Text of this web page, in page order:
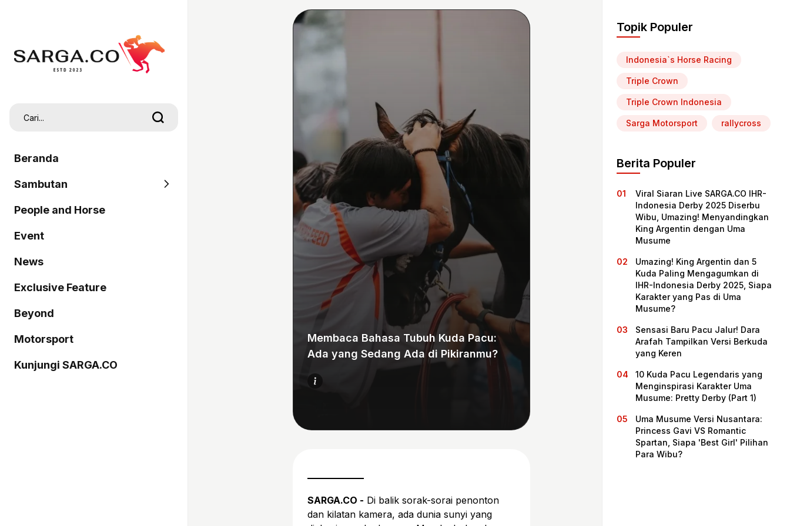
Beranda
Sambutan
SARGA
Pordasi
People and Horse
Event
News
Exclusive Feature
Beyond
Motorsport
Kunjungi SARGA.CO
Membaca Bahasa Tubuh Kuda Pacu:
Ada yang Sedang Ada di Pikiranmu?
SARGA.CO - Di balik sorak-sorai penonton
dan kilatan kamera, ada dunia sunyi yang
Topik Populer
Indonesia`s Horse Racing
Triple Crown
Triple Crown Indonesia
Sarga Motorsport rallycross
Berita Populer
Viral Siaran Live SARGA.CO IHR-
Indonesia Derby 2025 Diserbu
Wibu, Umazing! Menyandingkan
King Argentin dengan Uma
Musume
Umazing! King Argentin dan 5
Kuda Paling Mengagumkan di
IHR-Indonesia Derby 2025, Siapa
Karakter yang Pas di Uma
Musume?
Sensasi Baru Pacu Jalur! Dara
Arafah Tampilkan Versi Berkuda
yang Keren
10 Kuda Pacu Legendaris yang
Menginspirasi Karakter Uma
Musume: Pretty Derby (Part 1)
Uma Musume Versi Nusantara:
Princess Gavi VS Romantic
Spartan, Siapa 'Best Girl' Pilihan
Para Wibu?